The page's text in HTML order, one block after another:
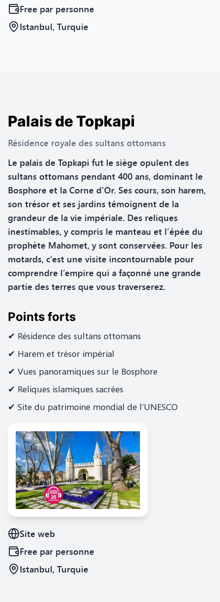
Free par personne
Istanbul, Turquie
Palais de Topkapi
Résidence royale des sultans ottomans
Le palais de Topkapi fut le siège opulent des
sultans ottomans pendant 400 ans, dominant le
Bosphore et la Corne d’Or. Ses cours, son harem,
son trésor et ses jardins témoignent de la
grandeur de la vie impériale. Des reliques
inestimables, y compris le manteau et l’épée du
prophète Mahomet, y sont conservées. Pour les
motards, c’est une visite incontournable pour
comprendre l’empire qui a façonné une grande
partie des terres que vous traverserez.
Points forts
✔ Résidence des sultans ottomans
✔ Harem et trésor impérial
✔ Vues panoramiques sur le Bosphore
✔ Reliques islamiques sacrées
✔ Site du patrimoine mondial de l’UNESCO
Site web
Free par personne
Istanbul, Turquie